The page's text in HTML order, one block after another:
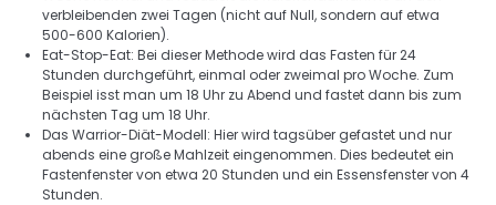
verbleibenden zwei Tagen (nicht auf Null, sondern auf etwa
500-600 Kalorien).
Eat-Stop-Eat: Bei dieser Methode wird das Fasten für 24
Stunden durchgeführt, einmal oder zweimal pro Woche. Zum
Beispiel isst man um 18 Uhr zu Abend und fastet dann bis zum
nächsten Tag um 18 Uhr.
Das Warrior-Diät-Modell: Hier wird tagsüber gefastet und nur
abends eine große Mahlzeit eingenommen. Dies bedeutet ein
Fastenfenster von etwa 20 Stunden und ein Essensfenster von 4
Stunden.